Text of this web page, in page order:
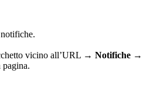
vicino all’URL → Notifiche →